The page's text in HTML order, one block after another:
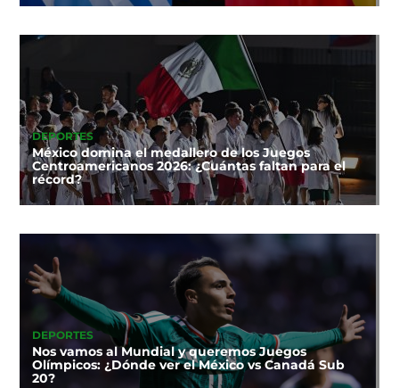
DEPORTES
México domina el medallero de los Juegos
Centroamericanos 2026: ¿Cuántas faltan para el
récord?
DEPORTES
Nos vamos al Mundial y queremos Juegos
Olímpicos: ¿Dónde ver el México vs Canadá Sub
20?